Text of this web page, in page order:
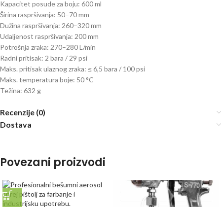
Kapacitet posude za boju: 600 ml
Širina raspršivanja: 50–70 mm
Dužina raspršivanja: 260–320 mm
Udaljenost raspršivanja: 200 mm
Potrošnja zraka: 270–280 L/min
Radni pritisak: 2 bara / 29 psi
Maks. pritisak ulaznog zraka: ≤ 6,5 bara / 100 psi
Maks. temperatura boje: 50 °C
Težina: 632 g
Recenzije (0)
Dostava
Povezani proizvodi